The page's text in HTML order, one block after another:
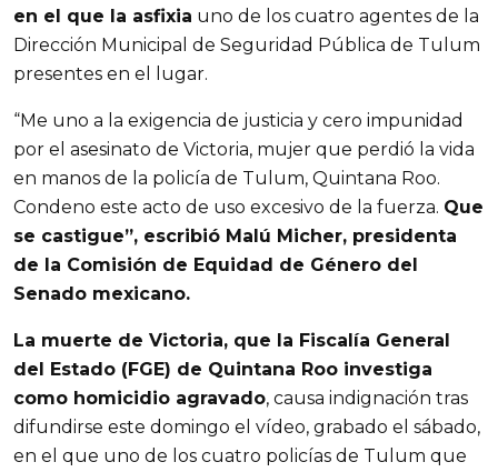
en el que la asfixia uno de los cuatro agentes de la
Dirección Municipal de Seguridad Pública de Tulum
presentes en el lugar.
“Me uno a la exigencia de justicia y cero impunidad
por el asesinato de Victoria, mujer que perdió la vida
en manos de la policía de Tulum, Quintana Roo.
Condeno este acto de uso excesivo de la fuerza. Que
se castigue”, escribió Malú Micher, presidenta
de la Comisión de Equidad de Género del
Senado mexicano.
La muerte de Victoria, que la Fiscalía General
del Estado (FGE) de Quintana Roo investiga
como homicidio agravado, causa indignación tras
difundirse este domingo el vídeo, grabado el sábado,
en el que uno de los cuatro policías de Tulum que